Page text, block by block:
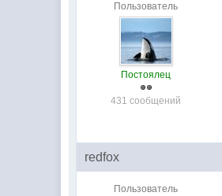
Пользователь
Постоялец
431 сообщений
redfox
Пользователь